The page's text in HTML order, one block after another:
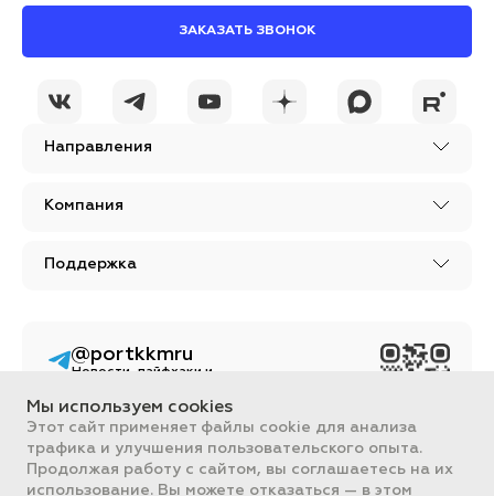
Направления
Компания
Поддержка
ЗАКАЗАТЬ ЗВОНОК
Вся информация, размещенная на сайте, носит ознакомительный
характер и не является публичной офертой, определяемой
положениями Статьи 437 ГК РФ.
@portkkmru
Новости, лайфхаки и
контент PORT - бизнес
портал
Мы используем cookies
Этот сайт применяет файлы cookie для анализа
трафика и улучшения пользовательского опыта.
Продолжая работу с сайтом, вы соглашаетесь на их
использование. Вы можете отказаться — в этом